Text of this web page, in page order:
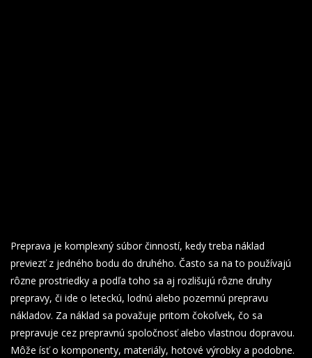
Preprava je komplexný súbor činností, kedy treba náklad
previezť z jedného bodu do druhého. Často sa na to používajú
rôzne prostriedky a podľa toho sa aj rozlišujú rôzne druhy
prepravy, či ide o leteckú, lodnú alebo pozemnú prepravu
nákladov. Za náklad sa považuje pritom čokoľvek, čo sa
prepravuje cez prepravnú spoločnosť alebo vlastnou dopravou.
Môže ísť o komponenty, materiály, hotové výrobky a podobne.